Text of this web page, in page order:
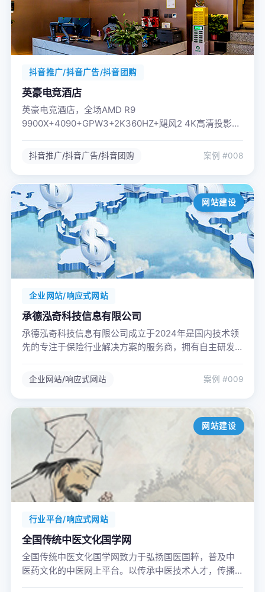
抖音推广/抖音广告/抖音团购
英豪电竞酒店
英豪电竞酒店，全场AMD R9
9900X+4090+GPW3+2K360HZ+飓风2 4K高清投影视
选择。慕思床垫、高端床品及一次性用品。
抖音推广/抖音广告/抖音团购 案例 #008
网站建设
企业网站/响应式网站
承德泓奇科技信息有限公司
承德泓奇科技信息有限公司成立于2024年是国内技术领
先的专注于保险行业解决方案的服务商，拥有自主研发
司提供技术服务、数据服务、推广服务、车务服务等外
科技手段推动保险行业从传统模式向数字化转型升级。
企业网站/响应式网站 案例 #009
网站建设
行业平台/响应式网站
全国传统中医文化国学网
全国传统中医文化国学网致力于弘扬国医国粹，普及中
医药文化的中医网上平台。以传承中医技术人才，传播